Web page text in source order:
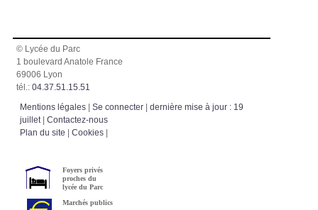
© Lycée du Parc
1 boulevard Anatole France
69006 Lyon
tél.:04.37.51.15.51
Mentions légales |Se connecter |dernière mise à jour : 19
juillet|Contactez-nous
Plan du site |Cookies
Foyers privés
proches du
lycée du Parc
Marchés publics